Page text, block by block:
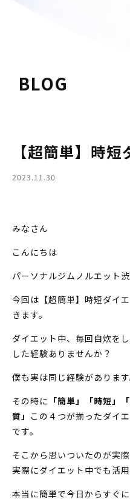
BLOG
【超簡単】時
2023.11.30
みなさん
こんにちは
パーソナルジムノルエット
今回は【超簡単】時短ダイ
きます。
ダイエット中、毎回自炊を
した経験ありませんか？
僕も実は同じ経験があります
その時に 「簡単」「時短」
質」 この４つが揃ったダイ
です。
そこから思いついたのが実
実際にダイエット中でも活用
本当に簡単で今日からすぐ